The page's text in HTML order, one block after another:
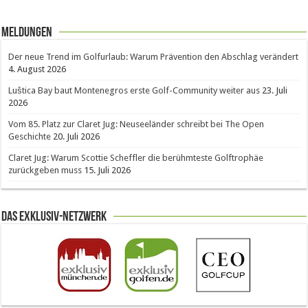
Meldungen
Der neue Trend im Golfurlaub: Warum Prävention den Abschlag verändert
4. August 2026
Luštica Bay baut Montenegros erste Golf-Community weiter aus 23. Juli
2026
Vom 85. Platz zur Claret Jug: Neuseeländer schreibt bei The Open
Geschichte 20. Juli 2026
Claret Jug: Warum Scottie Scheffler die berühmteste Golftrophäe
zurückgeben muss 15. Juli 2026
Das Exklusiv-Netzwerk